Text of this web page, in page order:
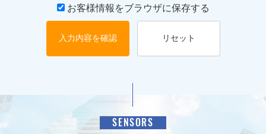
お客様情報をブラウザに保存する
入力内容を確認 リセット
SENSORS